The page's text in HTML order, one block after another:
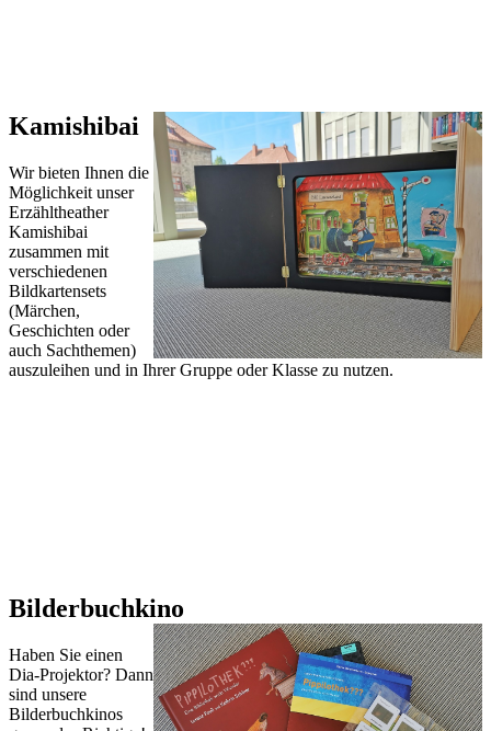
Kamishibai
Wir bieten Ihnen die
Möglichkeit unser
Erzähltheather
Kamishibai
zusammen mit
verschiedenen
Bildkartensets
(Märchen,
Geschichten oder
auch Sachthemen)
auszuleihen und in Ihrer Gruppe oder Klasse zu nutzen.
Bilderbuchkino
Haben Sie einen
Dia-Projektor? Dann
sind unsere
Bilderbuchkinos